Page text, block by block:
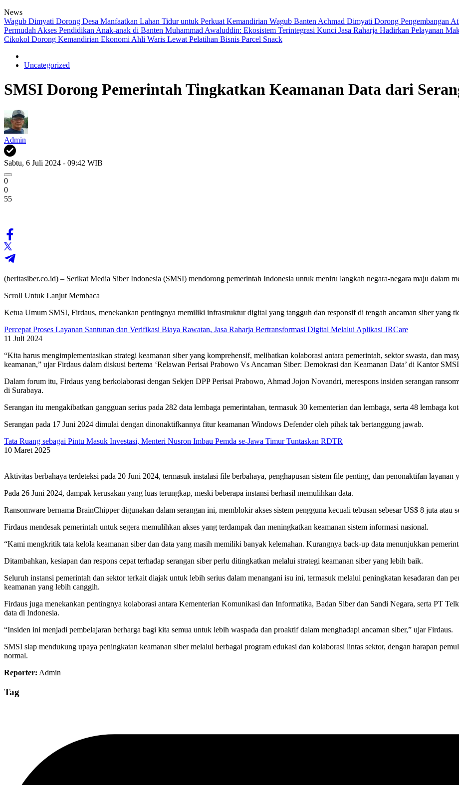
News
Wagub Dimyati Dorong Desa Manfaatkan Lahan Tidur untuk Perkuat Kemandirian Wagub Banten Achmad Dimyati Dorong Pengembangan
Permudah Akses Pendidikan Anak-anak di Banten Muhammad Awaluddin: Ekosistem Terintegrasi Kunci Jasa Raharja Hadirkan Pelayanan
Cikokol Dorong Kemandirian Ekonomi Ahli Waris Lewat Pelatihan Bisnis Parcel Snack
Uncategorized
SMSI Dorong Pemerintah Tingkatkan Keamanan Data dari
Admin
Sabtu, 6 Juli 2024 - 09:42 WIB
0
0
55
(beritasiber.co.id) – Serikat Media Siber Indonesia (SMSI) mendorong pemerintah Indonesia untuk meniru langkah negara-negara maju dalam
Scroll Untuk Lanjut Membaca
Ketua Umum SMSI, Firdaus, menekankan pentingnya memiliki infrastruktur digital yang tangguh dan responsif di tengah ancaman siber yang
Percepat Proses Layanan Santunan dan Verifikasi Biaya Rawatan, Jasa Raharja Bertransformasi Digital Melalui Aplikasi JRCare
11 Juli 2024
“Kita harus mengimplementasikan strategi keamanan siber yang komprehensif, melibatkan kolaborasi antara pemerintah, sektor swasta, dan
keamanan,” ujar Firdaus dalam diskusi bertema ‘Relawan Perisai Prabowo Vs Ancaman Siber: Demokrasi dan Keamanan Data’ di Kantor
Dalam forum itu, Firdaus yang berkolaborasi dengan Sekjen DPP Perisai Prabowo, Ahmad Jojon Novandri, merespons insiden serangan
di Surabaya.
Serangan itu mengakibatkan gangguan serius pada 282 data lembaga pemerintahan, termasuk 30 kementerian dan lembaga, serta 48 lembaga
Serangan pada 17 Juni 2024 dimulai dengan dinonaktifkannya fitur keamanan Windows Defender oleh pihak tak bertanggung jawab.
Tata Ruang sebagai Pintu Masuk Investasi, Menteri Nusron Imbau Pemda se-Jawa Timur Tuntaskan RDTR
10 Maret 2025
Aktivitas berbahaya terdeteksi pada 20 Juni 2024, termasuk instalasi file berbahaya, penghapusan sistem file penting, dan penonaktifan layanan
Pada 26 Juni 2024, dampak kerusakan yang luas terungkap, meski beberapa instansi berhasil memulihkan data.
Ransomware bernama BrainChipper digunakan dalam serangan ini, memblokir akses sistem pengguna kecuali tebusan sebesar US$ 8 juta atau
Firdaus mendesak pemerintah untuk segera memulihkan akses yang terdampak dan meningkatkan keamanan sistem informasi nasional.
“Kami mengkritik tata kelola keamanan siber dan data yang masih memiliki banyak kelemahan. Kurangnya back-up data menunjukkan
Ditambahkan, kesiapan dan respons cepat terhadap serangan siber perlu ditingkatkan melalui strategi keamanan siber yang lebih baik.
Seluruh instansi pemerintah dan sektor terkait diajak untuk lebih serius dalam menangani isu ini, termasuk melalui peningkatan kesadaran dan
keamanan yang lebih canggih.
Firdaus juga menekankan pentingnya kolaborasi antara Kementerian Komunikasi dan Informatika, Badan Siber dan Sandi Negara, serta PT
data di Indonesia.
“Insiden ini menjadi pembelajaran berharga bagi kita semua untuk lebih waspada dan proaktif dalam menghadapi ancaman siber,” ujar Firdaus.
SMSI siap mendukung upaya peningkatan keamanan siber melalui berbagai program edukasi dan kolaborasi lintas sektor, dengan harapan
normal.
Reporter: Admin
Tag